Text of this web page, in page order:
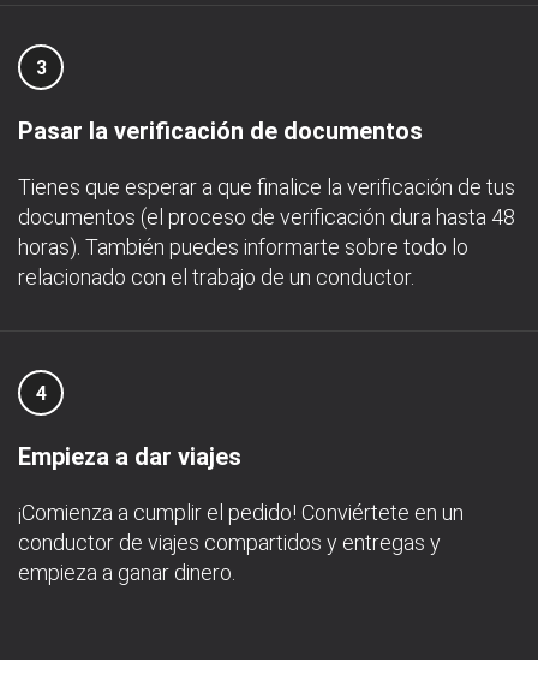
3
Pasar la verificación de documentos
Tienes que esperar a que finalice la verificación de tus
documentos (el proceso de verificación dura hasta 48
horas). También puedes informarte sobre todo lo
relacionado con el trabajo de un conductor.
4
Empieza a dar viajes
¡Comienza a cumplir el pedido! Conviértete en un
conductor de viajes compartidos y entregas y
empieza a ganar dinero.